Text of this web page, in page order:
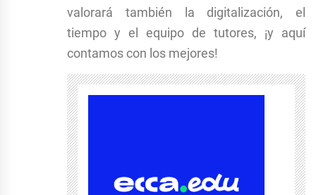
valorará también la digitalización, el
tiempo y el equipo de tutores, ¡y aquí
contamos con los mejores!